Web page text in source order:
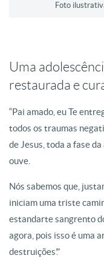
Foto
Uma
restaurada e
“Pai amado, eu Te
todos os traumas
de Jesus, toda a fase
ouve.
Nós sabemos que,
iniciam uma triste
estandarte sangrento
agora, pois isso é uma
destruições’.”